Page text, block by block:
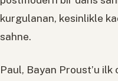
kurgulanan, kesinlikle
sahne.
Paul, Bayan Proust’u